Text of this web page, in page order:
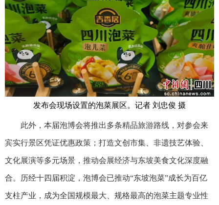
发布会现场设置的泡菜展区。记者 刘忠俊 摄
此外，本届泡博会将推出多条精品旅游路线，对参会来
宾实行景区凭证优惠政策；打造文创市集、非遗技艺体验、
文化展演等多元场景，推动会展经济与东坡美食文化深度融
合。历经十四届积淀，泡博会已推动“东坡泡菜”成长为百亿
支柱产业，成为全国规模最大、规格最高的泡菜主题专业性